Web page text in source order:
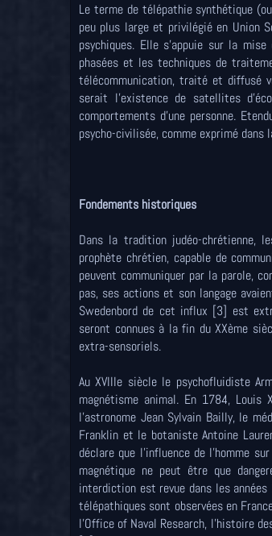
Le terme de télépathie synthétique
peu plus large et privilégié en Union
psychiques. Elle s'appuie sur la
phasées et les techniques de
télécommunication, traité et diffusé
serait l'existence de satellites
comportements d'une personne.
psycho-civilisée, comme exprimé
Fondements historiques
Dans la tradition judéo-chrétienne,
prophète chrétien, capable de
peuvent communiquer par la parole,
pas, ses actions et son langage
Swedenbord de cet influx [3] est
seront connues à la fin du XXème
extra-sensoriels.
Au XVIIIe siècle le psychofluidiste
magnétisme animal. En 1784, Louis
l'astronome Jean Sylvain Bailly, le
Franklin et le botaniste Antoine
déclare que l'influence de l'homme
magnétique ne peut être que
interdiction est revue dans les
télépathiques sont observées en
l'Office of Naval Research, l'histoire